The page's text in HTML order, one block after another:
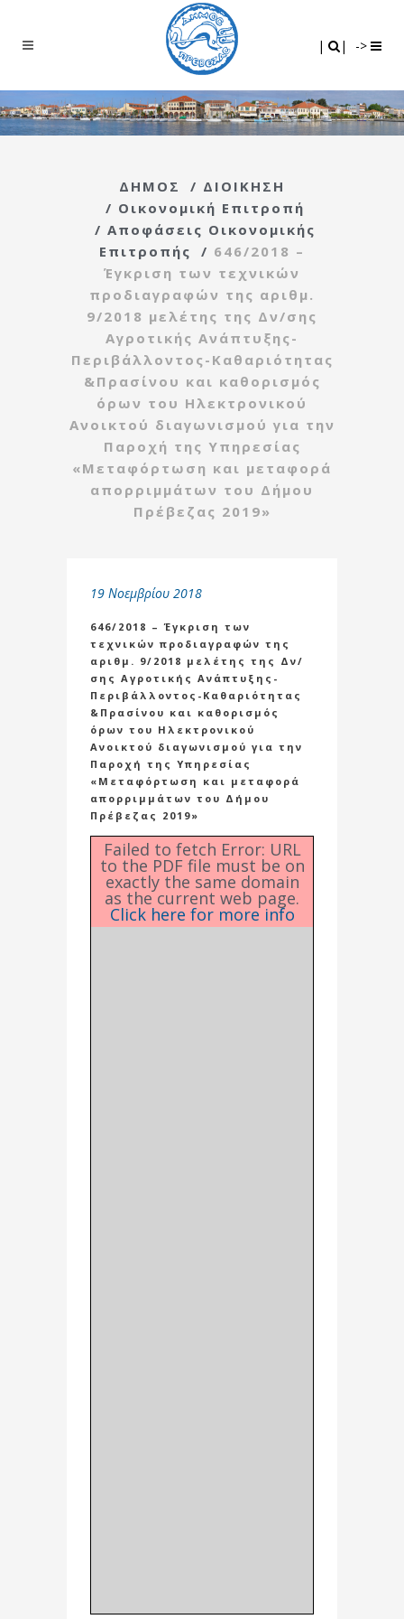
| | ->
ΔΗΜΟΣ / ΔΙΟΙΚΗΣΗ
/ Οικονομική Επιτροπή
/ Αποφάσεις Οικονομικής
Επιτροπής
/ 646/2018 –
Έγκριση των τεχνικών
προδιαγραφών της αριθμ.
9/2018 μελέτης της Δν/σης
Αγροτικής Ανάπτυξης-
Περιβάλλοντος-Καθαριότητας
&Πρασίνου και καθορισμός
όρων του Ηλεκτρονικού
Ανοικτού διαγωνισμού για την
Παροχή της Υπηρεσίας
«Μεταφόρτωση και μεταφορά
απορριμμάτων του Δήμου
Πρέβεζας 2019»
19 Νοεμβρίου 2018
646/2018 – Έγκριση των
τεχνικών προδιαγραφών της
αριθμ. 9/2018 μελέτης της Δν/
σης Αγροτικής Ανάπτυξης-
Περιβάλλοντος-Καθαριότητας
&Πρασίνου και καθορισμός
όρων του Ηλεκτρονικού
Ανοικτού διαγωνισμού για την
Παροχή της Υπηρεσίας
«Μεταφόρτωση και μεταφορά
απορριμμάτων του Δήμου
Πρέβεζας 2019»
Failed to fetch Error: URL
to the PDF file must be on
exactly the same domain
as the current web page.
Click here for more info